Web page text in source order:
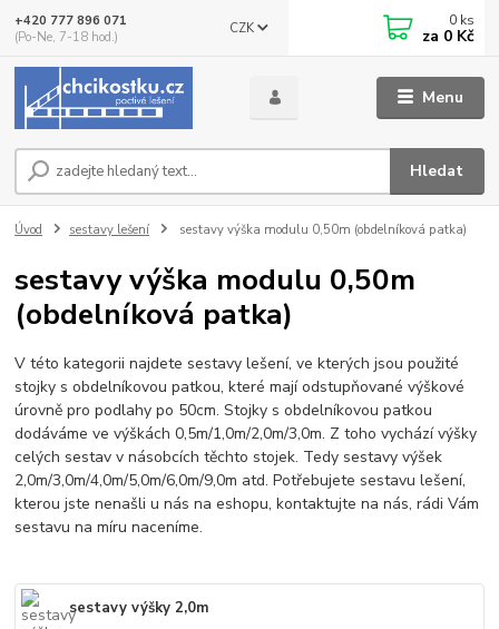
Menu
CZK
Hledat
+420 777 896 071
(Po-Ne, 7-18 hod.)
0 ks
za 0 Kč
Úvod sestavy lešení sestavy výška modulu 0,50m (obdelníková patka)
sestavy výška modulu 0,50m
(obdelníková patka)
V této kategorii najdete sestavy lešení, ve kterých jsou použité
stojky s obdelníkovou patkou, které mají odstupňované výškové
úrovně pro podlahy po 50cm. Stojky s obdelníkovou patkou
dodáváme ve výškách 0,5m/1,0m/2,0m/3,0m. Z toho vychází výšky
celých sestav v násobcích těchto stojek. Tedy sestavy výšek
2,0m/3,0m/4,0m/5,0m/6,0m/9,0m atd. Potřebujete sestavu lešení,
kterou jste nenašli u nás na eshopu, kontaktujte na nás, rádi Vám
sestavu na míru naceníme.
sestavy výšky 2,0m